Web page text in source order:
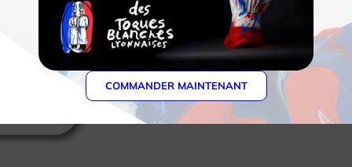
COMMANDER MAINTENANT